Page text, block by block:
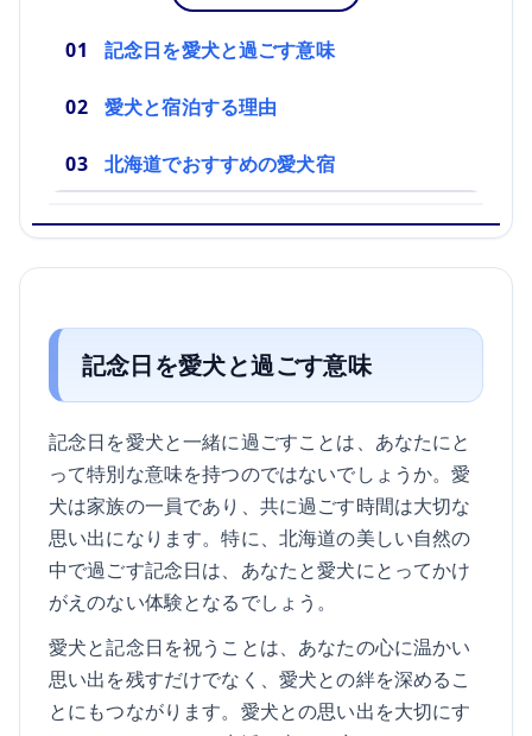
記念日を愛犬と過ごす意味
愛犬と宿泊する理由
北海道でおすすめの愛犬宿
記念日を愛犬と過ごす意味
記念日を愛犬と一緒に過ごすことは、あなたにと
って特別な意味を持つのではないでしょうか。愛
犬は家族の一員であり、共に過ごす時間は大切な
思い出になります。特に、北海道の美しい自然の
中で過ごす記念日は、あなたと愛犬にとってかけ
がえのない体験となるでしょう。
愛犬と記念日を祝うことは、あなたの心に温かい
思い出を残すだけでなく、愛犬との絆を深めるこ
とにもつながります。愛犬との思い出を大切にす